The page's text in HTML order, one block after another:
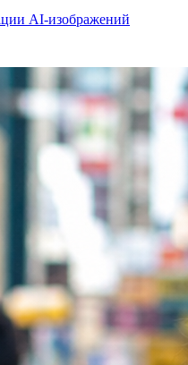
AI-изображений